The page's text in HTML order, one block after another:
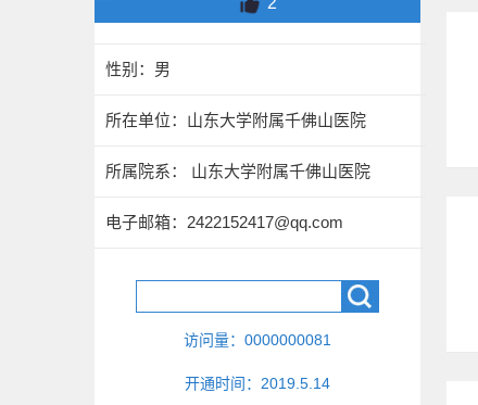
性别：男
所在单位：山东大学附属千佛山医院
所属院系： 山东大学附属千佛山医院
电子邮箱： 2422152417@qq.com
访问量： 0000000081
开通时间： 2019 5 14